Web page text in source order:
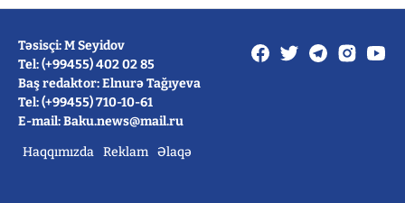
Təsisçi: M Seyidov
Tel: (+99455) 402 02 85
Baş redaktor: Elnurə Tağıyeva
Tel: (+99455) 710-10-61
E-mail: Baku.news@mail.ru
Haqqımızda Reklam Əlaqə